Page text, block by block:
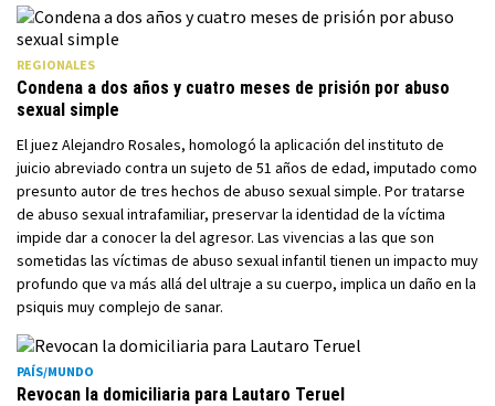
REGIONALES
Condena a dos años y cuatro meses de prisión por abuso
sexual simple
El juez Alejandro Rosales, homologó la aplicación del instituto de
juicio abreviado contra un sujeto de 51 años de edad, imputado como
presunto autor de tres hechos de abuso sexual simple. Por tratarse
de abuso sexual intrafamiliar, preservar la identidad de la víctima
impide dar a conocer la del agresor. Las vivencias a las que son
sometidas las víctimas de abuso sexual infantil tienen un impacto muy
profundo que va más allá del ultraje a su cuerpo, implica un daño en la
psiquis muy complejo de sanar.
PAÍS/MUNDO
Revocan la domiciliaria para Lautaro Teruel